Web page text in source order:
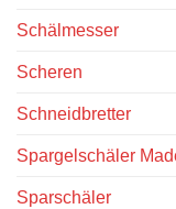
Schälmesser
Scheren
Schneidbretter
Spargelschäler
Sparschäler